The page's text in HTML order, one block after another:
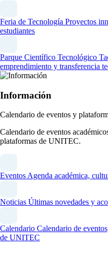
Feria de Tecnología Proyectos
estudiantes
Parque Científico Tecnológico
emprendimiento y transferencia
Información
Calendario de eventos y
Calendario de eventos
plataformas de UNITEC.
Eventos Agenda académica,
Noticias Últimas novedades y
Calendario Calendario de
de UNITEC